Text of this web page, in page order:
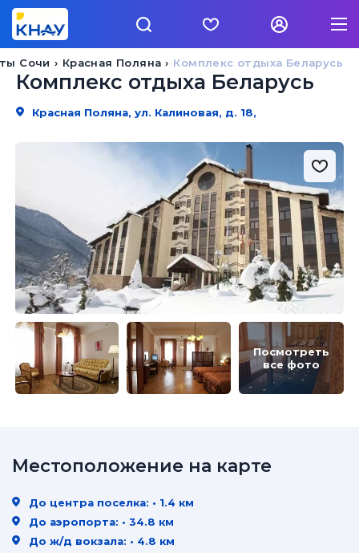
Комплекс отдыха Беларусь
Красная Поляна
Сочи
Комплекс отдыха Беларусь
Красная Поляна, ул. Калиновая, д. 18,
Посмотреть
все фото
Местоположение на карте
До центра поселка: • 1.4 км
До аэропорта: • 34.8 км
До ж/д вокзала: • 4.8 км